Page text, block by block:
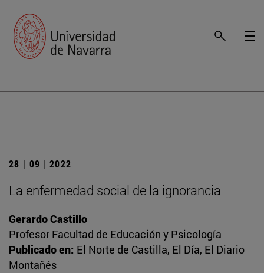
28 | 09 | 2022
La enfermedad social de la ignorancia
Gerardo Castillo
Profesor Facultad de Educación y Psicología
Publicado en: El Norte de Castilla, El Día, El Diario
Montañés